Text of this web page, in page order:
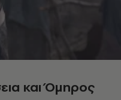
και Όμηρος